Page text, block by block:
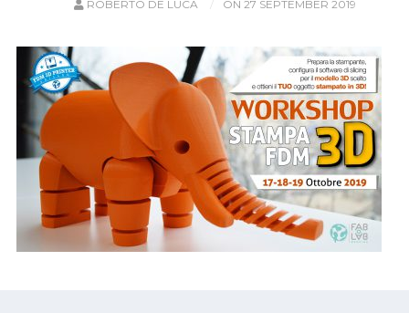
ROBERTO DE LUCA ON 27 SEPTEMBER 2019